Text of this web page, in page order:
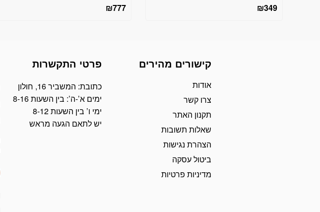
₪349
₪777
קישורים מהירים
אודות
צרו קשר
תקנון האתר
שאלות תשובות
הצהרת נגישות
ביטול עסקה
מדיניות פרטיות
פרטי התקשרות
כתובת: המשביר 16, חולון
ימים א’-ה’: בין השעות 8-16
ימי ו’ בין השעות 8-12
יש לתאם הגעה מראש